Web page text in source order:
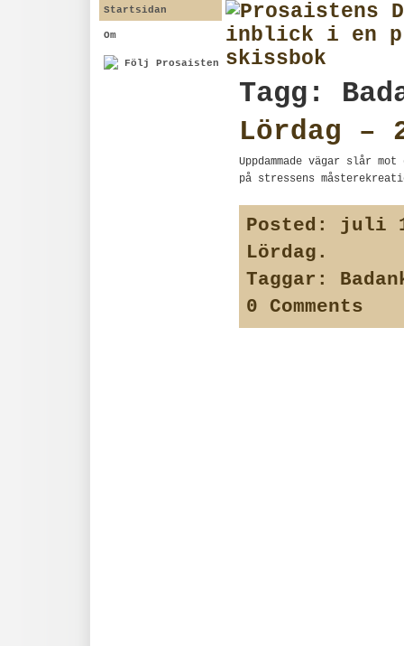
Startsidan
Om
Följ Prosaisten
Tagg:
Lördag –
Uppdammade vägar slår
på stressens
Posted:
juli
Lördag .
Taggar:
0 Comments